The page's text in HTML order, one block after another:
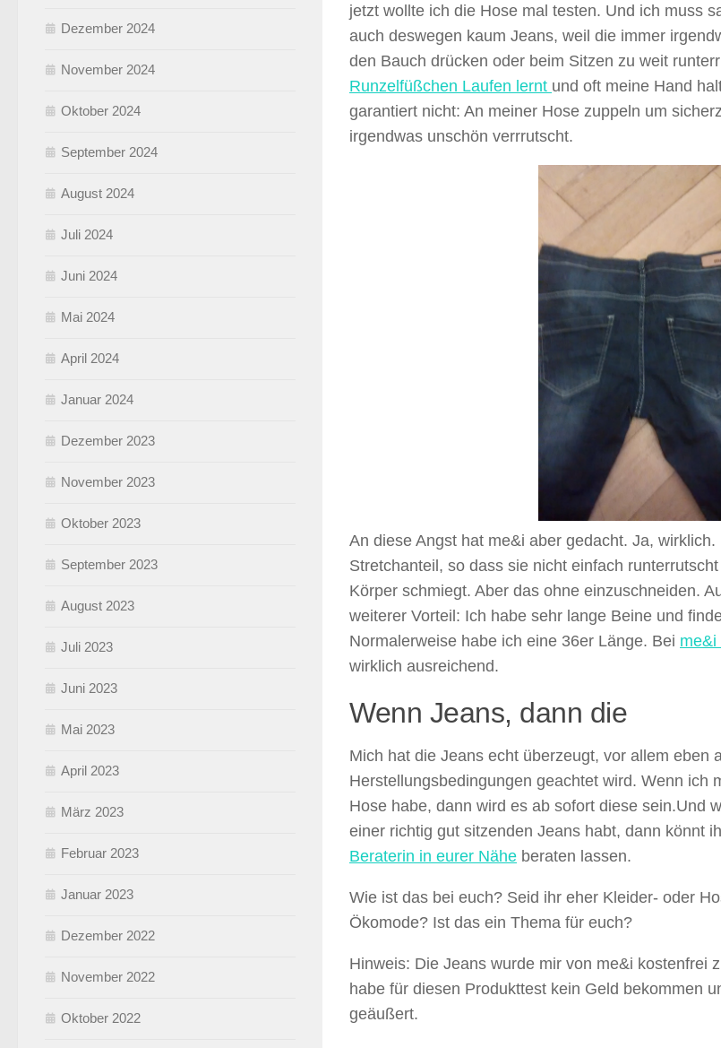
jetzt wollte ich die Hose mal testen. Und ich muss
auch deswegen kaum Jeans, weil die immer
den Bauch drücken oder beim Sitzen zu weit
Runzelfüßchen Laufen lernt und oft meine Hand
garantiert nicht: An meiner Hose zuppeln um
irgendwas unschön verrrutscht.
An diese Angst hat me&i aber gedacht. Ja,
Stretchanteil, so dass sie nicht einfach
Körper schmiegt. Aber das ohne einzuschneiden.
weiterer Vorteil: Ich habe sehr lange Beine und
Normalerweise habe ich eine 36er Länge. Bei me&i
wirklich ausreichend.
Wenn Jeans, dann die
Mich hat die Jeans echt überzeugt, vor allem eben
Herstellungsbedingungen geachtet wird. Wenn ich
Hose habe, dann wird es ab sofort diese sein.Und
einer richtig gut sitzenden Jeans habt, dann könnt
Beraterin in eurer Nähe beraten lassen.
Wie ist das bei euch? Seid ihr eher Kleider- oder
Ökomode? Ist das ein Thema für euch?
Hinweis: Die Jeans wurde mir von me&i kostenfrei
habe für diesen Produkttest kein Geld bekommen
geäußert.
Dezember 2024
November 2024
Oktober 2024
September 2024
August 2024
Juli 2024
Juni 2024
Mai 2024
April 2024
Januar 2024
Dezember 2023
November 2023
Oktober 2023
September 2023
August 2023
Juli 2023
Juni 2023
Mai 2023
April 2023
März 2023
Februar 2023
Januar 2023
Dezember 2022
November 2022
Oktober 2022